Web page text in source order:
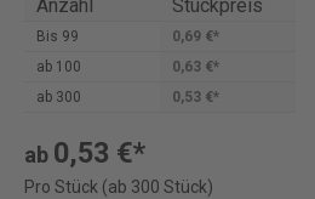
Anzahl Stückpreis
Bis 99
0,69 €*
ab 100
0,63 €*
ab 300 0,53 €*
ab 0,53 €*
Pro Stück (ab 300 Stück)